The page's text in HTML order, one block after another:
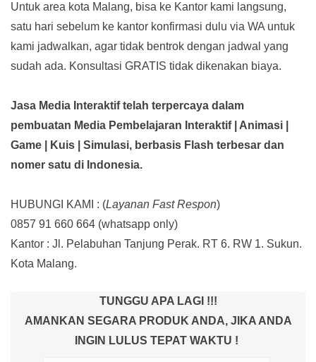
Untuk area kota Malang, bisa ke Kantor kami langsung,
satu hari sebelum ke kantor konfirmasi dulu via WA untuk
kami jadwalkan, agar tidak bentrok dengan jadwal yang
sudah ada. Konsultasi GRATIS tidak dikenakan biaya.
Jasa Media Interaktif telah terpercaya dalam
pembuatan Media Pembelajaran Interaktif| Animasi |
Game | Kuis | Simulasi, berbasis Flash terbesar dan
nomer satu di Indonesia.
HUBUNGI KAMI : (Layanan Fast Respon)
0857 91 660 664 (whatsapp only)
Kantor : Jl. Pelabuhan Tanjung Perak. RT 6. RW 1. Sukun.
Kota Malang.
TUNGGU APA LAGI !!!
AMANKAN SEGARA PRODUK ANDA, JIKA ANDA
INGIN LULUS TEPAT WAKTU !